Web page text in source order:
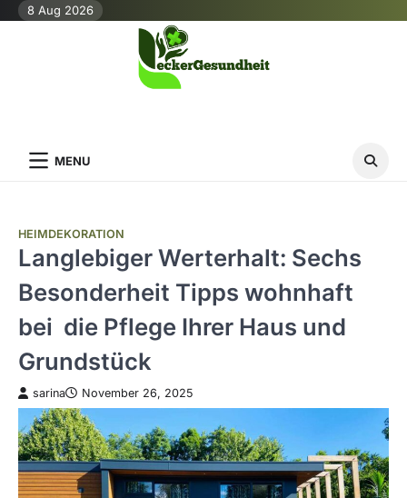
Skip8 Aug 2026
MENU
HEIMDEKORATION
Langlebiger Werterhalt: Sechs
Besonderheit Tipps wohnhaft
bei die Pflege Ihrer Haus und
Grundstück
sarina November 26, 2025